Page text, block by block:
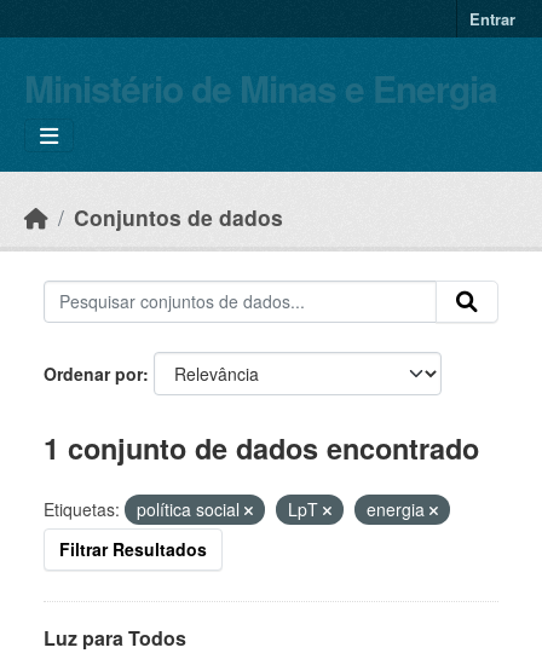
Entrar
Ministério de Minas e Energia
Conjuntos de dados
Ordenar por
1 conjunto de dados encontrado
Etiquetas: política social LpT
energia
Filtrar Resultados
Luz para Todos